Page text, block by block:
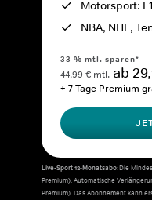
Motorsport:
NBA, NHL,
33 % mtl. sparen*
44,99 € mtl. ab
+ 7 Tage Premium
Live-Sport 12-Monatsabo:Die
Premium). Automatische
Premium). Das Abonnement kann